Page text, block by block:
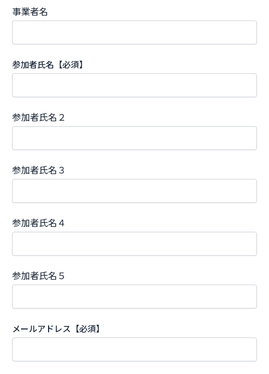
事業者名
参加者氏名【必須】
参加者氏名２
参加者氏名３
参加者氏名４
参加者氏名５
メールアドレス【必須】